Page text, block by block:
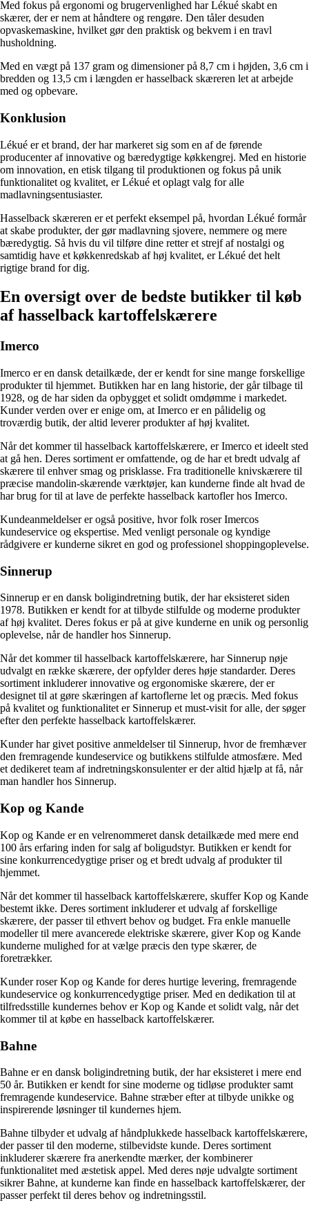
Med fokus på ergonomi og brugervenlighed har Lékué skabt en
skærer, der er nem at håndtere og rengøre. Den tåler desuden
opvaskemaskine, hvilket gør den praktisk og bekvem i en travl
husholdning.
Med en vægt på 137 gram og dimensioner på 8,7 cm i højden, 3,6 cm i
bredden og 13,5 cm i længden er hasselback skæreren let at arbejde
med og opbevare.
Konklusion
Lékué er et brand, der har markeret sig som en af de førende
producenter af innovative og bæredygtige køkkengrej. Med en historie
om innovation, en etisk tilgang til produktionen og fokus på unik
funktionalitet og kvalitet, er Lékué et oplagt valg for alle
madlavningsentusiaster.
Hasselback skæreren er et perfekt eksempel på, hvordan Lékué formår
at skabe produkter, der gør madlavning sjovere, nemmere og mere
bæredygtig. Så hvis du vil tilføre dine retter et strejf af nostalgi og
samtidig have et køkkenredskab af høj kvalitet, er Lékué det helt
rigtige brand for dig.
En oversigt over de bedste butikker til køb
af hasselback kartoffelskærere
Imerco
Imerco er en dansk detailkæde, der er kendt for sine mange forskellige
produkter til hjemmet. Butikken har en lang historie, der går tilbage til
1928, og de har siden da opbygget et solidt omdømme i markedet.
Kunder verden over er enige om, at Imerco er en pålidelig og
troværdig butik, der altid leverer produkter af høj kvalitet.
Når det kommer til hasselback kartoffelskærere, er Imerco et ideelt sted
at gå hen. Deres sortiment er omfattende, og de har et bredt udvalg af
skærere til enhver smag og prisklasse. Fra traditionelle knivskærere til
præcise mandolin-skærende værktøjer, kan kunderne finde alt hvad de
har brug for til at lave de perfekte hasselback kartofler hos Imerco.
Kundeanmeldelser er også positive, hvor folk roser Imercos
kundeservice og ekspertise. Med venligt personale og kyndige
rådgivere er kunderne sikret en god og professionel shoppingoplevelse.
Sinnerup
Sinnerup er en dansk boligindretning butik, der har eksisteret siden
1978. Butikken er kendt for at tilbyde stilfulde og moderne produkter
af høj kvalitet. Deres fokus er på at give kunderne en unik og personlig
oplevelse, når de handler hos Sinnerup.
Når det kommer til hasselback kartoffelskærere, har Sinnerup nøje
udvalgt en række skærere, der opfylder deres høje standarder. Deres
sortiment inkluderer innovative og ergonomiske skærere, der er
designet til at gøre skæringen af kartoflerne let og præcis. Med fokus
på kvalitet og funktionalitet er Sinnerup et must-visit for alle, der søger
efter den perfekte hasselback kartoffelskærer.
Kunder har givet positive anmeldelser til Sinnerup, hvor de fremhæver
den fremragende kundeservice og butikkens stilfulde atmosfære. Med
et dedikeret team af indretningskonsulenter er der altid hjælp at få, når
man handler hos Sinnerup.
Kop og Kande
Kop og Kande er en velrenommeret dansk detailkæde med mere end
100 års erfaring inden for salg af boligudstyr. Butikken er kendt for
sine konkurrencedygtige priser og et bredt udvalg af produkter til
hjemmet.
Når det kommer til hasselback kartoffelskærere, skuffer Kop og Kande
bestemt ikke. Deres sortiment inkluderer et udvalg af forskellige
skærere, der passer til ethvert behov og budget. Fra enkle manuelle
modeller til mere avancerede elektriske skærere, giver Kop og Kande
kunderne mulighed for at vælge præcis den type skærer, de
foretrækker.
Kunder roser Kop og Kande for deres hurtige levering, fremragende
kundeservice og konkurrencedygtige priser. Med en dedikation til at
tilfredsstille kundernes behov er Kop og Kande et solidt valg, når det
kommer til at købe en hasselback kartoffelskærer.
Bahne
Bahne er en dansk boligindretning butik, der har eksisteret i mere end
50 år. Butikken er kendt for sine moderne og tidløse produkter samt
fremragende kundeservice. Bahne stræber efter at tilbyde unikke og
inspirerende løsninger til kundernes hjem.
Bahne tilbyder et udvalg af håndplukkede hasselback kartoffelskærere,
der passer til den moderne, stilbevidste kunde. Deres sortiment
inkluderer skærere fra anerkendte mærker, der kombinerer
funktionalitet med æstetisk appel. Med deres nøje udvalgte sortiment
sikrer Bahne, at kunderne kan finde en hasselback kartoffelskærer, der
passer perfekt til deres behov og indretningsstil.